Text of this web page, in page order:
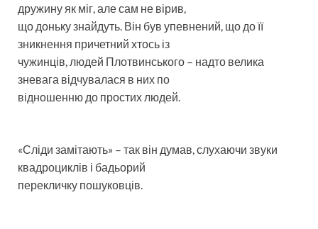
дружину як міг, але сам не вірив,
що доньку знайдуть. Він був упевнений, що до її
зникнення причетний хтось із
чужинців, людей Плотвинського – надто велика
зневага відчувалася в них по
відношенню до простих людей.
«Сліди замітають» – так він думав, слухаючи звуки
квадроциклів і бадьорий
перекличку пошуковців.